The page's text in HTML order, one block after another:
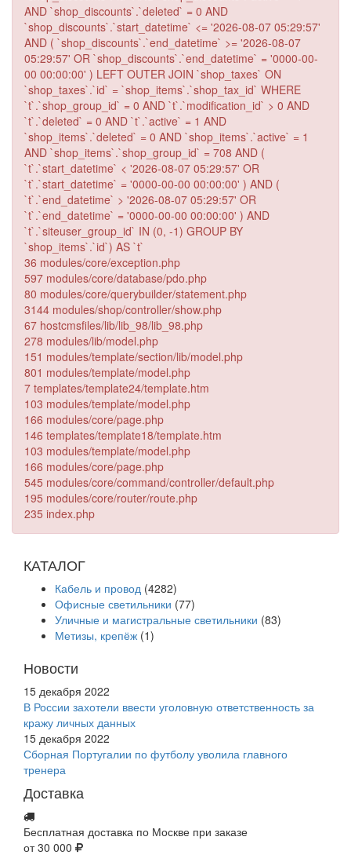
AND `shop_discounts`.`deleted` = 0 AND
`shop_discounts`.`start_datetime` <= '2026-08-07 05:29:57'
AND ( `shop_discounts`.`end_datetime` >= '2026-08-07
05:29:57' OR `shop_discounts`.`end_datetime` = '0000-00-
00 00:00:00' ) LEFT OUTER JOIN `shop_taxes` ON
`shop_taxes`.`id` = `shop_items`.`shop_tax_id` WHERE
`t`.`shop_group_id` = 0 AND `t`.`modification_id` > 0 AND
`t`.`deleted` = 0 AND `t`.`active` = 1 AND
`shop_items`.`deleted` = 0 AND `shop_items`.`active` = 1
AND `shop_items`.`shop_group_id` = 708 AND (
`t`.`start_datetime` < '2026-08-07 05:29:57' OR
`t`.`start_datetime` = '0000-00-00 00:00:00' ) AND (
`t`.`end_datetime` > '2026-08-07 05:29:57' OR
`t`.`end_datetime` = '0000-00-00 00:00:00' ) AND
`t`.`siteuser_group_id` IN (0, -1) GROUP BY
`shop_items`.`id`) AS `t`
36 modules/core/exception.php
597 modules/core/database/pdo.php
80 modules/core/querybuilder/statement.php
3144 modules/shop/controller/show.php
67 hostcmsfiles/lib/lib_98/lib_98.php
278 modules/lib/model.php
151 modules/template/section/lib/model.php
801 modules/template/model.php
7 templates/template24/template.htm
103 modules/template/model.php
166 modules/core/page.php
146 templates/template18/template.htm
103 modules/template/model.php
166 modules/core/page.php
545 modules/core/command/controller/default.php
195 modules/core/router/route.php
235 index.php
КАТАЛОГ
Кабель и провод (4282)
Офисные светильники (77)
Уличные и магистральные светильники (83)
Метизы, крепёж (1)
Новости
15 декабря 2022
В России захотели ввести уголовную ответственность за
кражу личных данных
15 декабря 2022
Сборная Португалии по футболу уволила главного
тренера
Доставка
Бесплатная доставка по Москве при заказе
от 30 000